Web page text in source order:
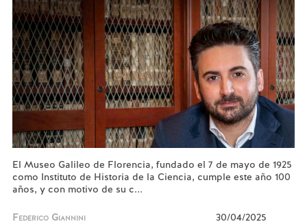
El Museo Galileo de Florencia, fundado el 7 de mayo de 1925
como Instituto de Historia de la Ciencia, cumple este año 100
años, y con motivo de su c...
Federico Giannini 30/04/2025